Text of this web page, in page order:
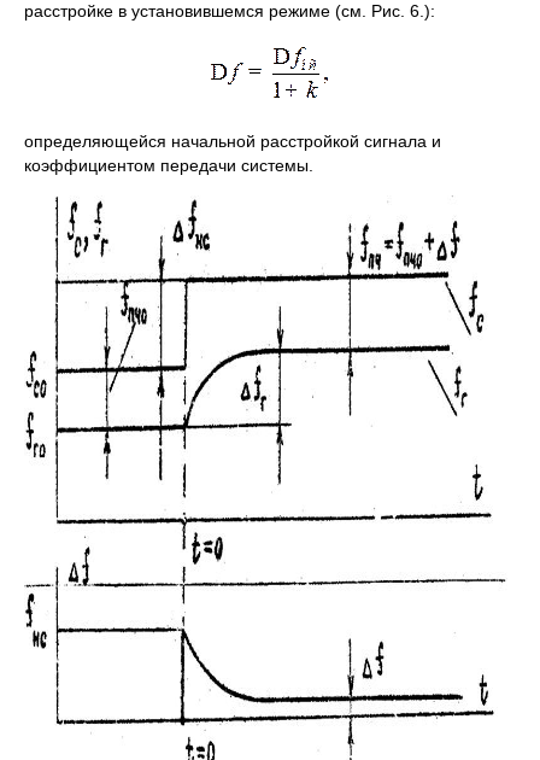
расстройке в установившемся режиме (см. Рис. 6.):
определяющейся начальной расстройкой сигнала и
коэффициентом передачи системы.